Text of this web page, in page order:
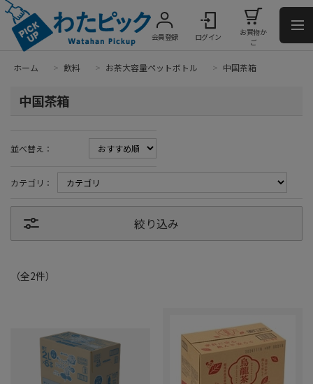
会員登録 ログイン
お買物か
ご
ホーム > 飲料 > お茶大容量ペットボトル > 中国茶箱
中国茶箱
並べ替え：
カテゴリ：
絞り込み
（全2件）